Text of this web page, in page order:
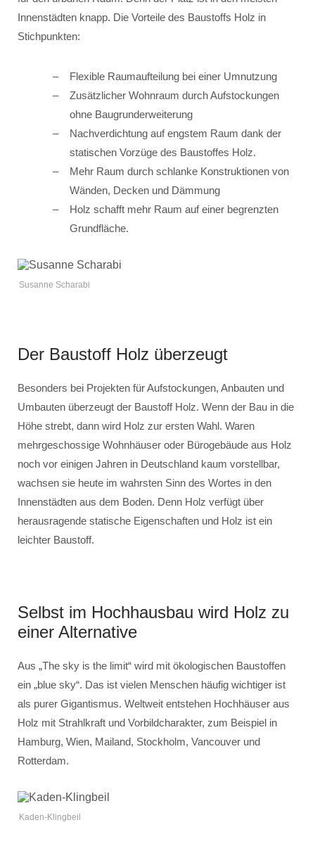
Innenstädten knapp. Die Vorteile des Baustoffs Holz in
Stichpunkten:
Flexible Raumaufteilung bei einer Umnutzung
Zusätzlicher Wohnraum durch Aufstockungen
ohne Baugrunderweiterung
Nachverdichtung auf engstem Raum dank der
statischen Vorzüge des Baustoffes Holz.
Mehr Raum durch schlanke Konstruktionen von
Wänden, Decken und Dämmung
Holz schafft mehr Raum auf einer begrenzten
Grundfläche.
Susanne Scharabi
Der Baustoff Holz überzeugt
Besonders bei Projekten für Aufstockungen, Anbauten und
Umbauten überzeugt der Baustoff Holz. Wenn der Bau in die
Höhe strebt, dann wird Holz zur ersten Wahl. Waren
mehrgeschossige Wohnhäuser oder Bürogebäude aus Holz
noch vor einigen Jahren in Deutschland kaum vorstellbar,
wachsen sie heute im wahrsten Sinn des Wortes in den
Innenstädten aus dem Boden. Denn Holz verfügt über
herausragende statische Eigenschaften und Holz ist ein
leichter Baustoff.
Selbst im Hochhausbau wird Holz zu
einer Alternative
Aus „The sky is the limit“ wird mit ökologischen Baustoffen
ein „blue sky“. Das ist vielen Menschen häufig wichtiger ist
als purer Gigantismus. Weltweit entstehen Hochhäuser aus
Holz mit Strahlkraft und Vorbildcharakter, zum Beispiel in
Hamburg, Wien, Mailand, Stockholm, Vancouver und
Rotterdam.
Kaden-Klingbeil